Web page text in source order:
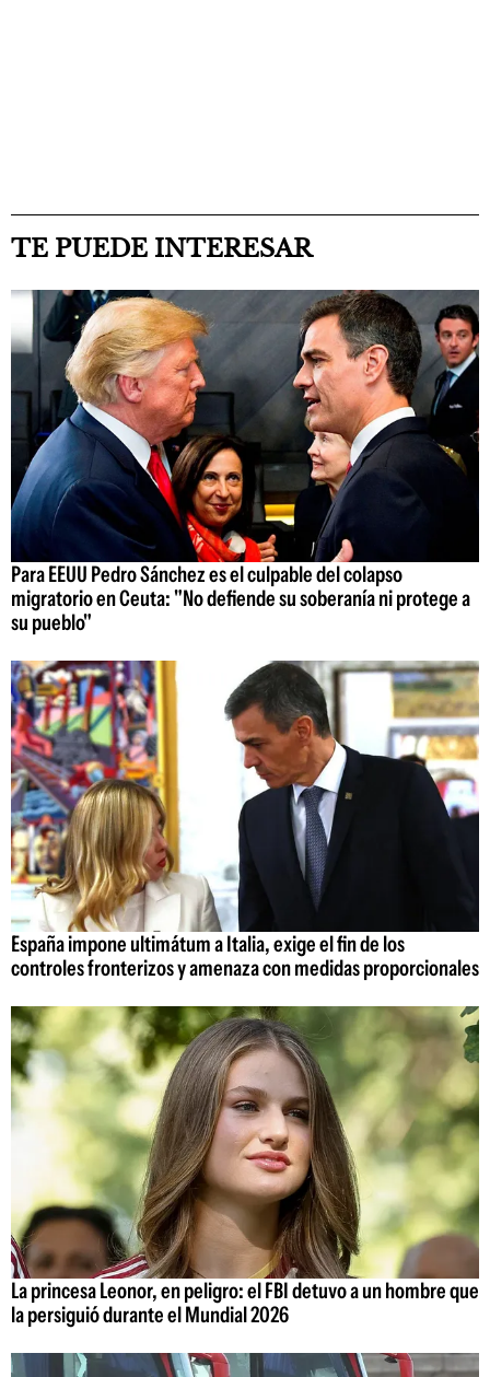
TE PUEDE INTERESAR
Para EEUU Pedro Sánchez es el culpable del colapso
migratorio en Ceuta: "No defiende su soberanía ni protege a
su pueblo"
España impone ultimátum a Italia, exige el fin de los
controles fronterizos y amenaza con medidas proporcionales
La princesa Leonor, en peligro: el FBI detuvo a un hombre que
la persiguió durante el Mundial 2026